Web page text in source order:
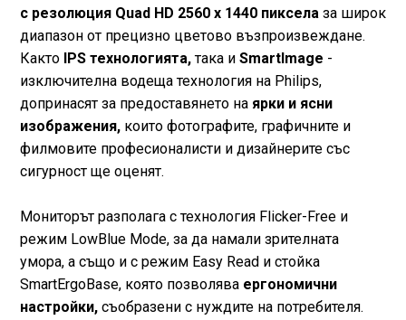
с резолюция Quad HD 2560 x 1440 пиксела за широк
диапазон от прецизно цветово възпроизвеждане.
Както IPS технологията,така и SmartImage -
изключителна водеща технология на Philips,
допринасят за предоставянето на ярки и ясни
изображения,които фотографите, графичните и
филмовите професионалисти и дизайнерите със
сигурност ще оценят.
Мониторът разполага с технология Flicker-Free и
режим LowBlue Mode, за да намали зрителната
умора, а също и с режим Easy Read и стойка
SmartErgoBase, която позволява ергономични
настройки,съобразени с нуждите на потребителя.